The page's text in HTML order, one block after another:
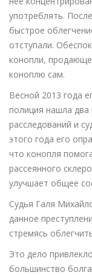
употреблять.
быстрое
отступали.
конопли,
коноплю сам.
Весной 2013 года
полиция нашла два
расследований и
этого года его
что конопля
рассеянного
улучшает общее
Судья Галя
данное
стремясь
Это дело
большинство